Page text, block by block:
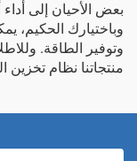
بعض الأحيان إلى
وباختيارك الحكيم،
وتوفير الطاقة.
منتجاتنا نظام تخزين